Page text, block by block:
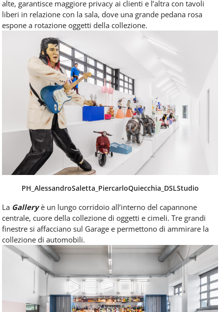
alte, garantisce maggiore privacy ai clienti e l’altra con tavoli
liberi in relazione con la sala, dove una grande pedana rosa
espone a rotazione oggetti della collezione.
PH_AlessandroSaletta_PiercarloQuiecchia_DSLStudio
La Galleryè un lungo corridoio all’interno del capannone
centrale, cuore della collezione di oggetti e cimeli. Tre grandi
finestre si affacciano sul Garage e permettono di ammirare la
collezione di automobili.